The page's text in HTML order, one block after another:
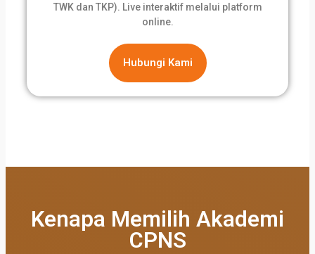
TWK dan TKP). Live interaktif melalui platform
online.
Hubungi Kami
Kenapa Memilih Akademi
CPNS